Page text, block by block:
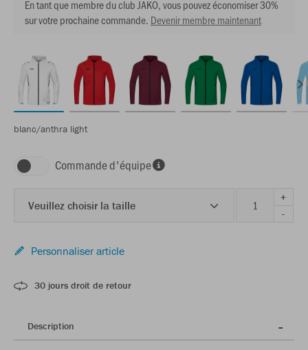
En tant que membre du club JAKO, vous pouvez économiser 30%
sur votre prochaine commande. Devenir membre maintenant
blanc/anthra light
Commande d'équipe
Veuillez choisir la taille
+
-
Personnaliser article
30 jours droit de retour
Description